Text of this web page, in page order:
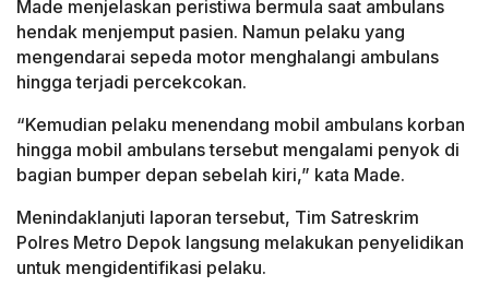
Made menjelaskan peristiwa bermula saat ambulans
hendak menjemput pasien. Namun pelaku yang
mengendarai sepeda motor menghalangi ambulans
hingga terjadi percekcokan.
“Kemudian pelaku menendang mobil ambulans korban
hingga mobil ambulans tersebut mengalami penyok di
bagian bumper depan sebelah kiri,” kata Made.
Menindaklanjuti laporan tersebut, Tim Satreskrim
Polres Metro Depok langsung melakukan penyelidikan
untuk mengidentifikasi pelaku.